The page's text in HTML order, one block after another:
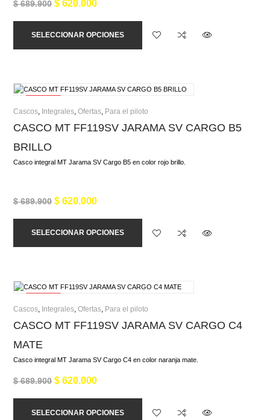
$689.900 $ 620.000
SELECCIONAR OPCIONES
Cascos, Integrales, Ofertas, Para el piloto
CASCO MT FF119SV JARAMA SV CARGO B5
BRILLO
Casco integral MT Jarama SV Cargo B5 en color rojo brillo.
$689.900 $ 620.000
SELECCIONAR OPCIONES
Cascos, Integrales, Ofertas, Para el piloto
CASCO MT FF119SV JARAMA SV CARGO C4
MATE
Casco integral MT Jarama SV Cargo C4 en color naranja mate.
$689.900 $ 620.000
SELECCIONAR OPCIONES